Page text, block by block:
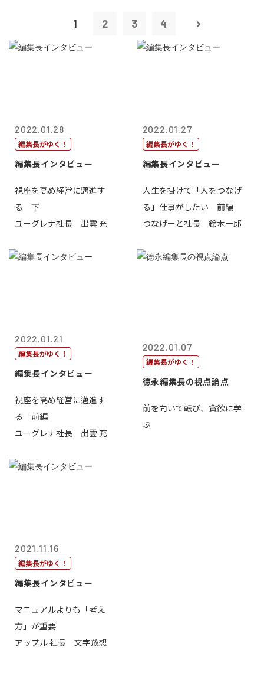
1 2 3 4
2022.01.28
編集長がゆく！
編集長インタビュー
視座を高め経営に邁進す
る 下
ユーグレナ社長 出雲 充
2022.01.27
編集長がゆく！
編集長インタビュー
人生を掛けて「人をつなげ
る」仕事がしたい 前編
つなげーと社長 鈴木一郎
2022.01.21
編集長がゆく！
編集長インタビュー
視座を高め経営に邁進す
る 前編
ユーグレナ社長 出雲 充
2022.01.07
編集長がゆく！
徳永編集長の視点論点
前を向いて転び、貪欲に学
ぶ
2021.11.16
編集長がゆく！
編集長インタビュー
マニュアルよりも「考え
方」が重要
アップル 社長 文字放想